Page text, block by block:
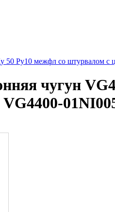
50 Ру10 межфл со штурвалом
чугун